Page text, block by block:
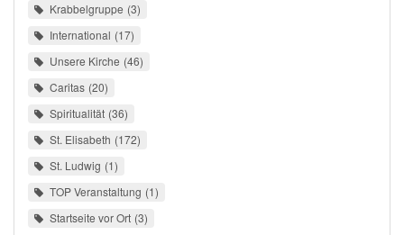
Krabbelgruppe 3
International 17
Unsere Kirche 46
Caritas 20
Spiritualität 36
St. Elisabeth 172
St. Ludwig 1
TOP Veranstaltung 1
Startseite vor Ort 3